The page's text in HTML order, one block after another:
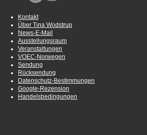
Kontakt
Über Tina Wodstrup
News-E-Mail
Ausstellungsraum
Veranstaltungen
VOEC-Norwegen
Sendung
Rücksendung
Datenschutz-Bestimmungen
Google-Rezension
Handelsbedingungen